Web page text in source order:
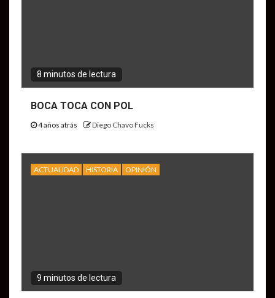
8 minutos de lectura
BOCA TOCA CON POL
4 años atrás Diego Chavo Fucks
ACTUALIDAD HISTORIA OPINIÓN
9 minutos de lectura